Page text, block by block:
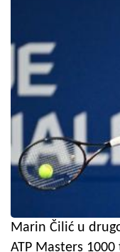
Marin Čilić u
ATP Masters